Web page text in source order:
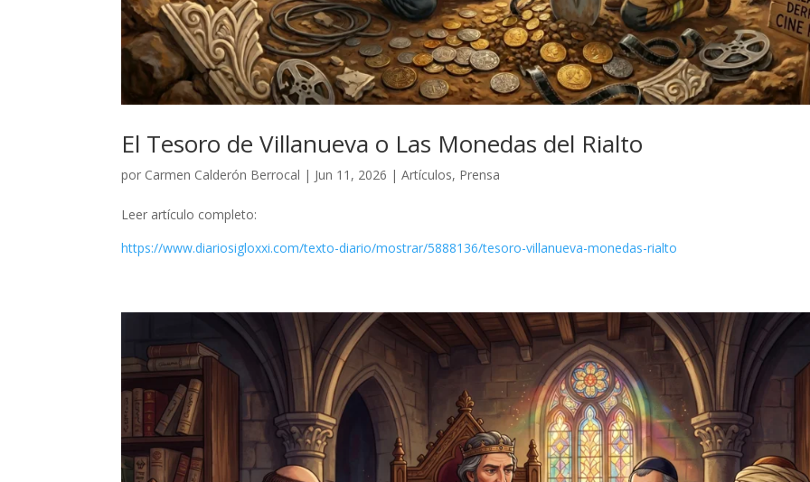
El Tesoro de Villanueva o Las Monedas del Rialto
por Carmen Calderón Berrocal | Jun 11, 2026 |Artículos, Prensa
Leer artículo completo:
https://www.diariosigloxxi.com/texto-diario/mostrar/5888136/tesoro-villanueva-monedas-rialto